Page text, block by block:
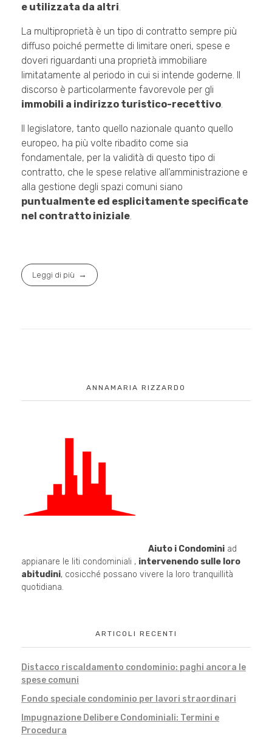
e utilizzata da altri.
La multiproprietà è un tipo di contratto sempre più
diffuso poiché permette di limitare oneri, spese e
doveri riguardanti una proprietà immobiliare
limitatamente al periodo in cui si intende goderne. Il
discorso è particolarmente favorevole per gli
immobili a indirizzo turistico-recettivo.
Il legislatore, tanto quello nazionale quanto quello
europeo, ha più volte ribadito come sia
fondamentale, per la validità di questo tipo di
contratto, che le spese relative all’amministrazione e
alla gestione degli spazi comuni siano
puntualmente ed esplicitamente specificate
nel contratto iniziale.
Leggi di più
ANNAMARIA RIZZARDO
Aiuto i Condominiad
appianare le liti condominiali , intervenendo sulle loro
abitudini, cosicché possano vivere la loro tranquillità
quotidiana.
ARTICOLI RECENTI
Distacco riscaldamento condominio: paghi ancora le
spese comuni
Fondo speciale condominio per lavori straordinari
Impugnazione Delibere Condominiali: Termini e
Procedura